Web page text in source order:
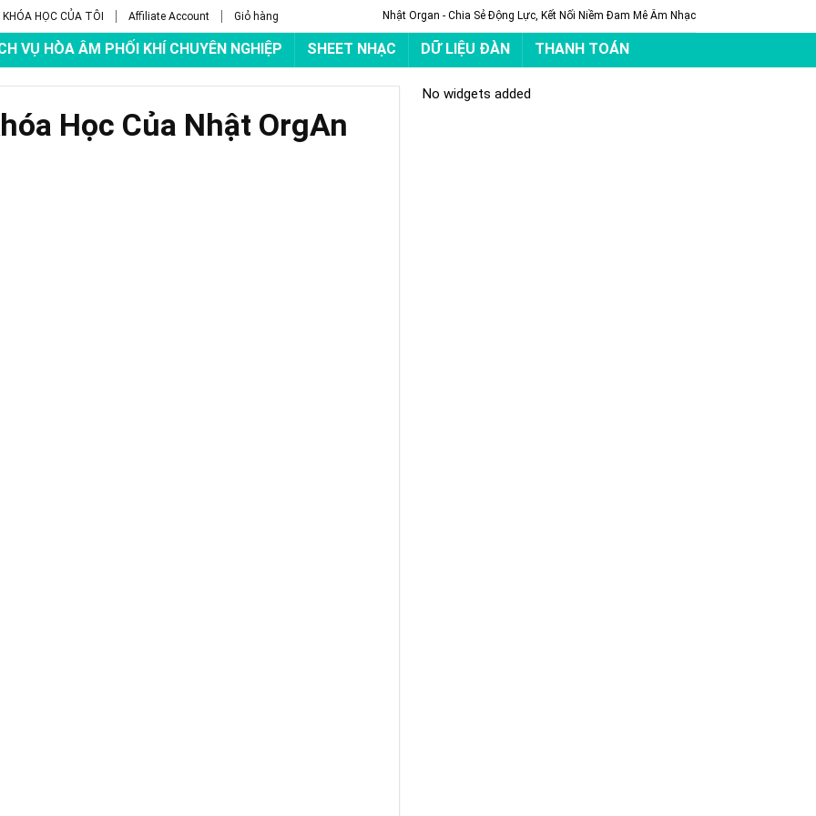
KHÓA HỌC CỦA TÔI Affiliate Account Giỏ hàng Nhật Organ - Chia Sẻ Động Lực, Kết Nối Niềm Đam Mê Âm Nhạc
VỤ HÒA ÂM PHỐI KHÍ CHUYÊN NGHIỆP SHEET NHẠC DỮ LIỆU ĐÀN THANH TOÁN
Học Của Nhật OrgAn
No widgets added